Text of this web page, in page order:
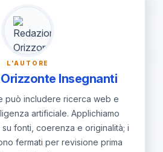
ATA o DSGA,
e verbalizzare,
interessati e al
verificare i
FMOF o
integrativa.
L'AUTORE
Insegnanti
può includere ricerca web e
artificiale. Applichiamo
fonti, coerenza e originalità; i
fermati per revisione prima